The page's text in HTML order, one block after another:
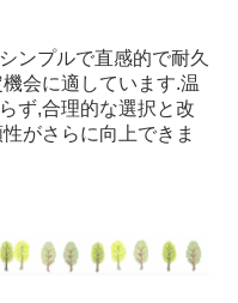
ンプルで直感的で耐久
会に適しています.温
ず,合理的な選択と改
がさらに向上できま